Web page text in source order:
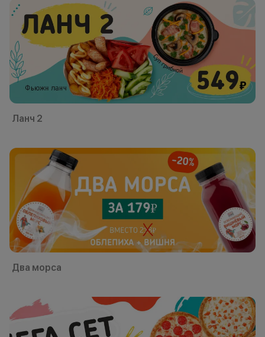
Ланч 2
Два морса